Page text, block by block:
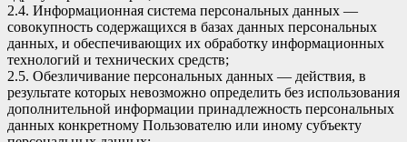
2.4. Информационная система персональных данных —
совокупность содержащихся в базах данных персональных
данных, и обеспечивающих их обработку информационных
технологий и технических средств;
2.5. Обезличивание персональных данных — действия, в
результате которых невозможно определить без использования
дополнительной информации принадлежность персональных
данных конкретному Пользователю или иному субъекту